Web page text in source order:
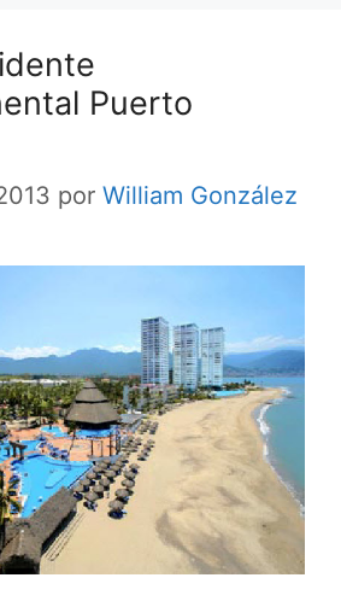
Puerto
por William González